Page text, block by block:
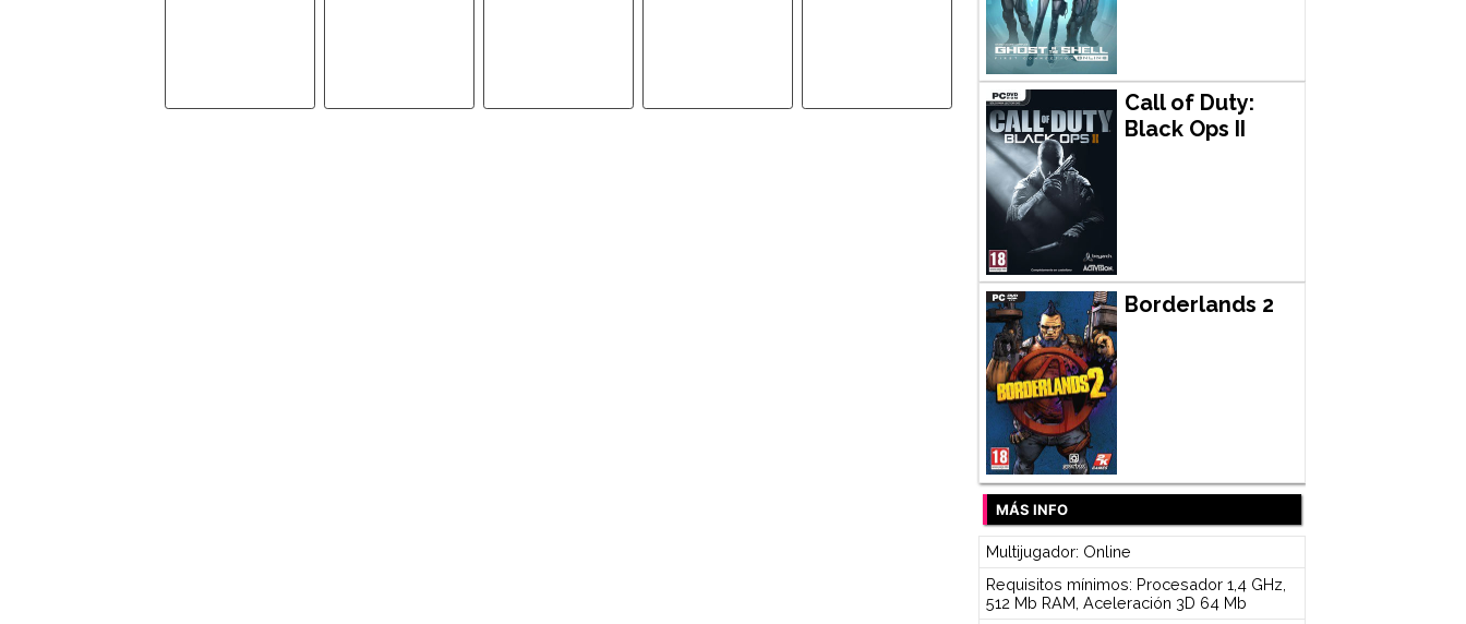
Call of Duty:
Black Ops II
Borderlands 2
MÁS INFO
Multijugador: Online
Requisitos mínimos: Procesador 1,4 GHz,
512 Mb RAM, Aceleración 3D 64 Mb